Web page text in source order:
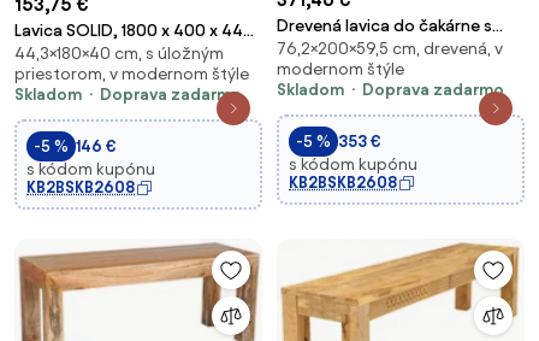
Lavica SOLID, 1800 x 400 x 443
mm, dub prírodný
44,3×180×40 cm, s úložným
priestorom, v modernom štýle
Skladom
Doprava zadarmo
-5 % 146 €
s kódom kupónu
KB2BSKB2608
Drevená lavica do čakárne s
kovovou podnožou, dĺžka
2000 mm, dub prírodný
76,2×200×59,5 cm, drevená, v
modernom štýle
Skladom
Doprava zadarmo
-5 % 353 €
s kódom kupónu
KB2BSKB2608